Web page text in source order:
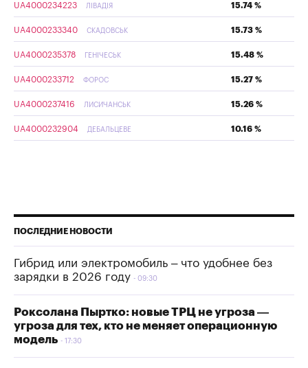
UA4000234223 ЛІВАДІЯ 15.74 %
UA4000233340 СКАДОВСЬК 15.73 %
UA4000235378 ГЕНІЧЕСЬК 15.48 %
UA4000233712 ФОРОС 15.27 %
UA4000237416 ЛИСИЧАНСЬК 15.26 %
UA4000232904 ДЕБАЛЬЦЕВЕ 10.16 %
ПОСЛЕДНИЕ НОВОСТИ
Гибрид или электромобиль – что удобнее без
зарядки в 2026 году
09:30
Роксолана Пыртко: новые ТРЦ не угроза —
угроза для тех, кто не меняет операционную
модель
17:30